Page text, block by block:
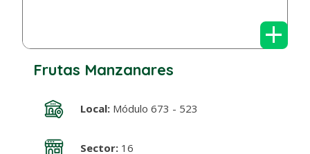
+
Frutas Manzanares
Local:Módulo 673 - 523
Sector:16